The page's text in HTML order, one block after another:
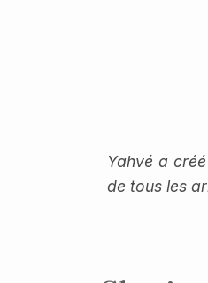
Yahvé a
de tous les